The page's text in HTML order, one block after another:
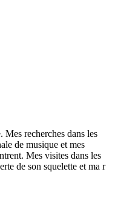
Mes recherches dans les
de musique et mes
Mes visites dans les
de son squelette et ma r